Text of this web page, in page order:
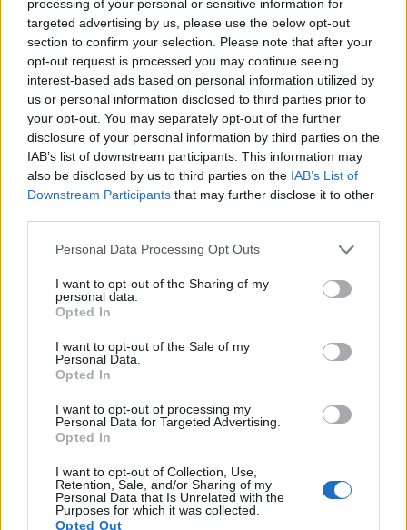
processing of your personal or sensitive information for
targeted advertising by us, please use the below opt-out
section to confirm your selection. Please note that after your
opt-out request is processed you may continue seeing
interest-based ads based on personal information utilized by
us or personal information disclosed to third parties prior to
your opt-out. You may separately opt-out of the further
disclosure of your personal information by third parties on the
IAB’s list of downstream participants. This information may
also be disclosed by us to third parties on the IAB’s List of
Downstream Participants that may further disclose it to other
Please note that this website/app uses one or more Google
not limited to your visit or usage behaviour. You may click to
grant or deny consent to Google and its third-party tags to
use your data for below specified purposes in below Google
consent section.
Personal Data Processing Opt Outs
I want to opt-out of the Sharing of my
personal data.
Opted In
I want to opt-out of the Sale of my
Personal Data.
Opted In
I want to opt-out of processing my
Personal Data for Targeted Advertising.
Opted In
I want to opt-out of Collection, Use,
Retention, Sale, and/or Sharing of my
Personal Data that Is Unrelated with the
Purposes for which it was collected.
Opted Out
Võime esile tuua linnase ja humala keerukaid
maitseid
Neid omadusi ära kasutades saavad õlletootjad luua
mitmesuguseid õllestiile. Alates toekatest ale'idest
kuni õrnade laagriteni – igal neist võib olla oma
eripärane maitse ja aroom.
Parimad õllestiilid M42 pärmi
jaoks
poolest, mis teeb sellest parima valiku
õllepruulimiseks. Selle tugevad omadused ja
mitmesuguste õllestiilide jaoks.
Mangrove Jack's M42 on õlletootjate seas
populaarne oma kohanemisvõime ja keerukate
maitsete loomise võime tõttu. See sobib
suurepäraselt mitmetesse õllestiilidesse,
sealhulgas:
IPA-d, kus see võimendab humalasi maitseid
kõrgel temperatuuril kääritamise ja